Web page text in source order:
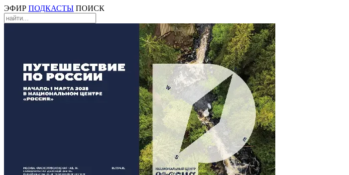
ЭФИР ПОДКАСТЫ ПОИСК